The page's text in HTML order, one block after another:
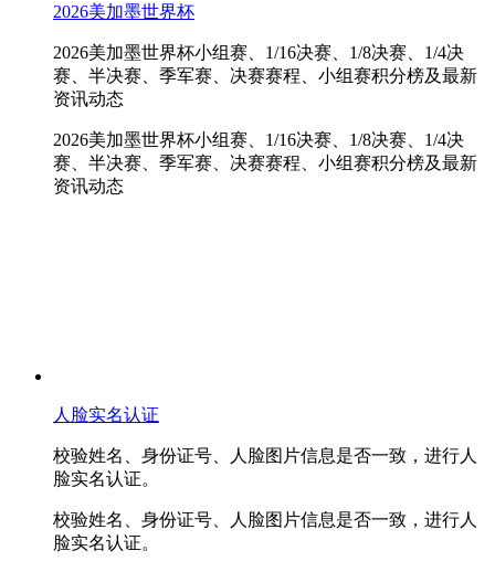
2026美加墨世界杯
2026美加墨世界杯小组赛、1/16决赛、1/8决赛、1/4决
赛、半决赛、季军赛、决赛赛程、小组赛积分榜及最新
资讯动态
2026美加墨世界杯小组赛、1/16决赛、1/8决赛、1/4决
赛、半决赛、季军赛、决赛赛程、小组赛积分榜及最新
资讯动态
人脸实名认证
校验姓名、身份证号、人脸图片信息是否一致，进行人
脸实名认证。
校验姓名、身份证号、人脸图片信息是否一致，进行人
脸实名认证。